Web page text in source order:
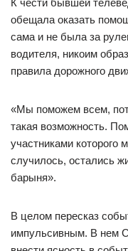
К чести бывшей
обещала оказать
сама и не была за
водителя, никоим
правила дорожного
«Мы поможем всем,
такая возможность.
участниками
случилось, остались
барыня».
В целом пересказ
импульсивным. В нем